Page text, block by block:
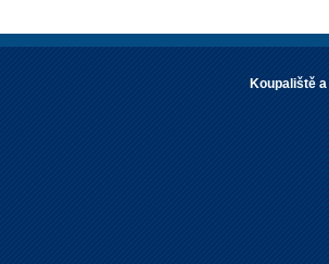
Koupaliště